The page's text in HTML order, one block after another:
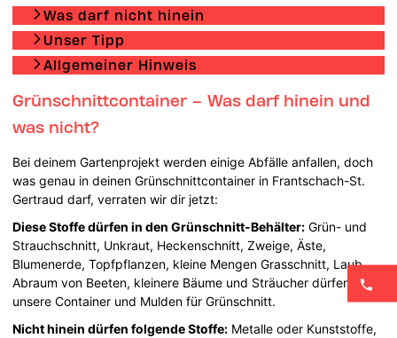
Was darf nicht hinein
Unser Tipp
Allgemeiner Hinweis
Grünschnittcontainer – Was darf hinein und
was nicht?
Bei deinem Gartenprojekt werden einige Abfälle anfallen, doch
was genau in deinen Grünschnittcontainer in Frantschach-St.
Gertraud darf, verraten wir dir jetzt:
Diese Stoffe dürfen in den Grünschnitt-Behälter: Grün- und
Strauchschnitt, Unkraut, Heckenschnitt, Zweige, Äste,
Blumenerde, Topfpflanzen, kleine Mengen Grasschnitt, Laub,
Abraum von Beeten, kleinere Bäume und Sträucher dürfen in
unsere Container und Mulden für Grünschnitt.
Nicht hinein dürfen folgende Stoffe: Metalle oder Kunststoffe,